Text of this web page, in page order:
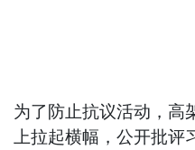
为了防止抗议活动，高
上拉起横幅，公开批评